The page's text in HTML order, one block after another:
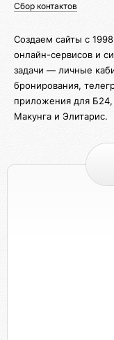
Сбор контактов
Создаем сайты с
онлайн-сервисов и
задачи — личные
бронирования,
приложения для Б24,
Макунга и Элитарис.